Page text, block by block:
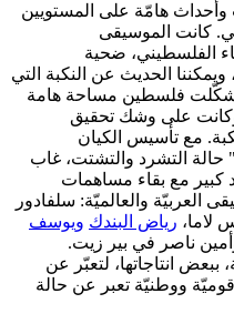
هامّة على المستويين
كانت الموسيقى
الفلسطيني، ضحية
الحديث عن النكبة التي
شكّلت فلسطين مساحة هامة
وكانت على وشك تحقيق
مع تأسيس الكيان
عام 1948 و"تثبيت" حالة التشرد والتشتت، غاب
كبير مع بقاء مساهمات
العربيّة والعالميّة: سلفادور
لاما، رياض البندك ويوسف
ناصر في بير زيت.
انتاجاتها، لتعبّر عن
ووطنيّة تعبر عن حالة